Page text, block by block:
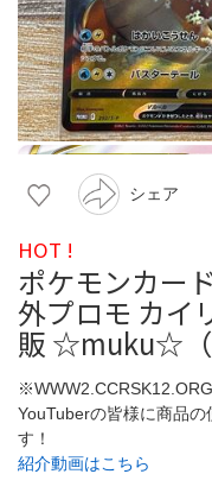
シェア
HOT !
ポケモンカー
外プロモ カイ
販 ☆muku☆（
YouTuberの皆様に商品
す！
紹介動画はこちら